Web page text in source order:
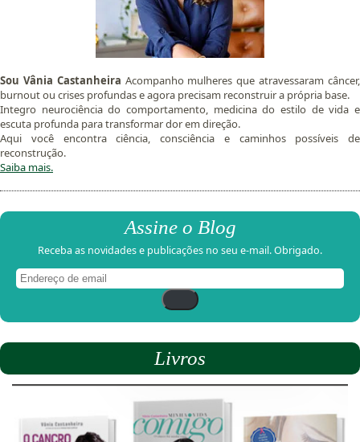
Sou Vânia Castanheira Acompanho mulheres que atravessaram câncer,
burnout ou crises profundas e agora precisam reconstruir a própria base.
Integro neurociência do comportamento, medicina do estilo de vida e
escuta profunda para transformar dor em direção.
Aqui você encontra ciência, consciência e caminhos possíveis de
reconstrução.
Saiba mais.
Assine o Blog
Receba as novidades e publicações no seu e-mail. Obrigado.
de
email
Livros